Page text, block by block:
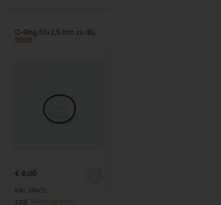
O-Ring 51×2,5 mm zu IBL
3000
€ 6,00
inkl. MwSt.
zzgl. Versandkosten